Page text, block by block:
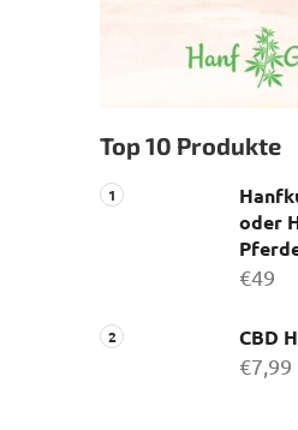
Top 10 Produkte
oder
€49
CBD
€7,99